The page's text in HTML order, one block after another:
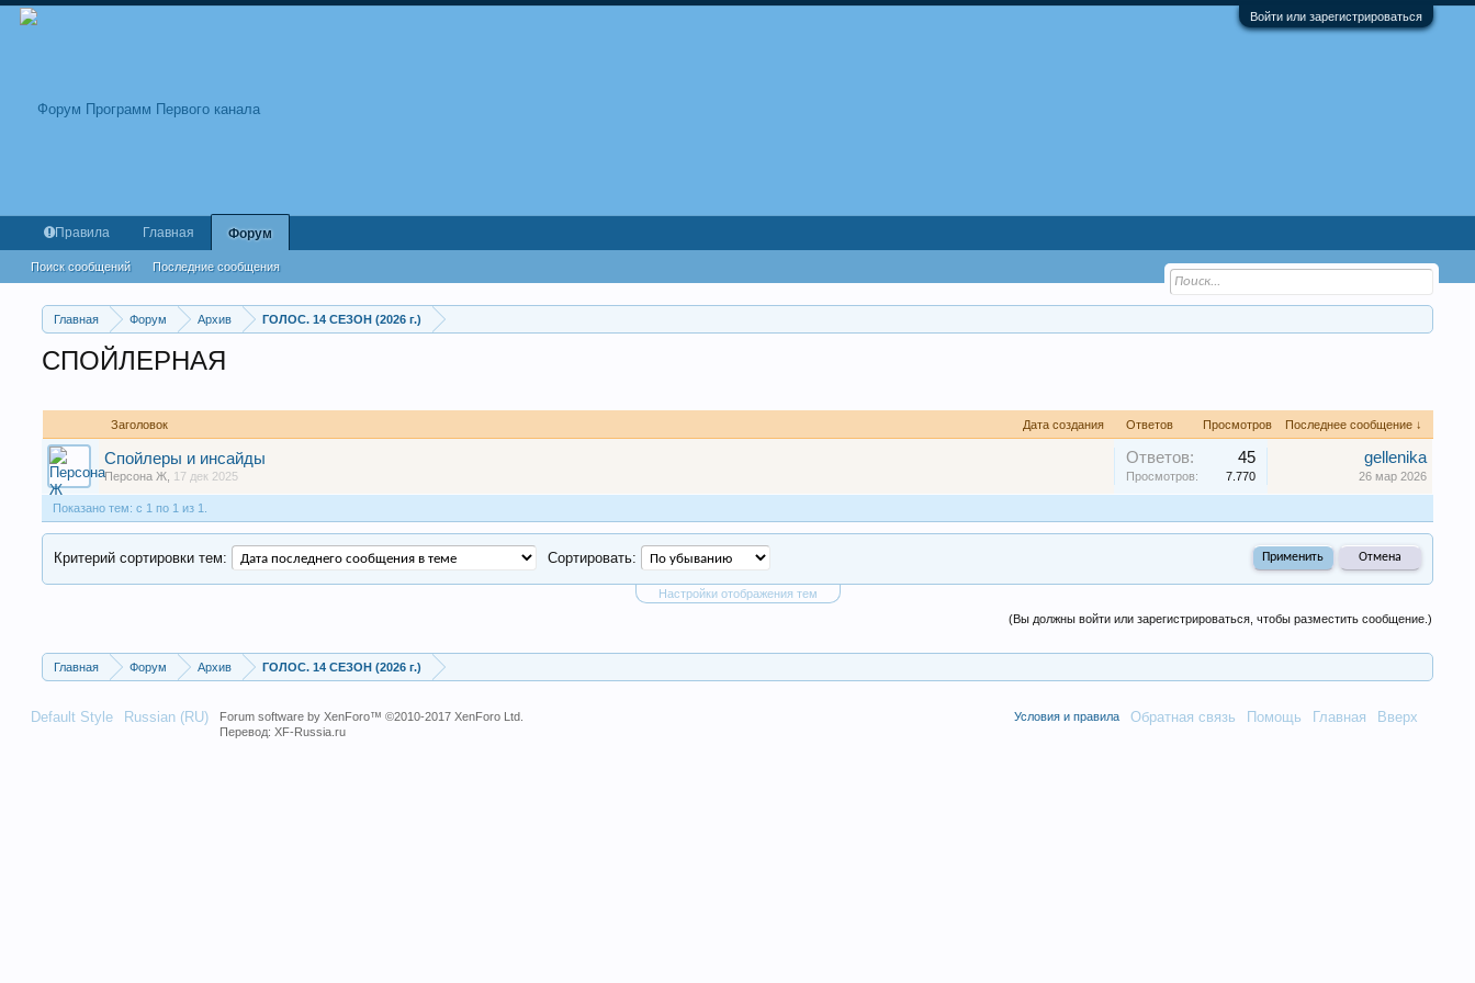
Войти или зарегистрироваться
Главная Форум Архив ГОЛОС. 14 СЕЗОН (2026 г.)
СПОЙЛЕРНАЯ
Заголовок Дата создания Ответов Просмотров Последнее сообщение ↓
Спойлеры и инсайды
Персона Ж 17 дек 2025
Ответов: 45
Просмотров: 7.770
gellenika
26 мар 2026
Показано тем: с 1 по 1 из 1.
Настройки отображения тем
Критерий сортировки тем: Сортировать:
(Вы должны войти или зарегистрироваться, чтобы разместить сообщение.)
Главная Форум Архив ГОЛОС. 14 СЕЗОН (2026 г.)
Правила Главная Форум
Поиск сообщений Последние сообщения
Default Style Russian (RU) Обратная связь Помощь Главная Вверх
Условия и правила
Forum software by XenForo™©2010-2017 XenForo Ltd.
Перевод:XF-Russia.ru